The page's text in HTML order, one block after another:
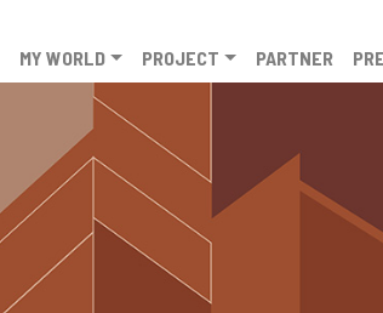
MY WORLD PROJECT PARTNER